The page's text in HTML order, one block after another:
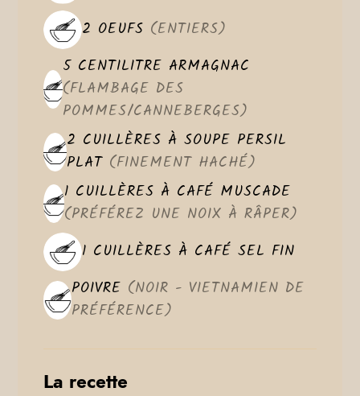
2 OEUFS (ENTIERS)
5 CENTILITRE ARMAGNAC
(FLAMBAGE DES
POMMES/CANNEBERGES)
2 CUILLÈRES À SOUPE PERSIL
PLAT (FINEMENT HACHÉ)
1 CUILLÈRES À CAFÉ MUSCADE
(PRÉFÉREZ UNE NOIX À RÂPER)
1 CUILLÈRES À CAFÉ SEL FIN
POIVRE (NOIR - VIETNAMIEN DE
PRÉFÉRENCE)
La recette